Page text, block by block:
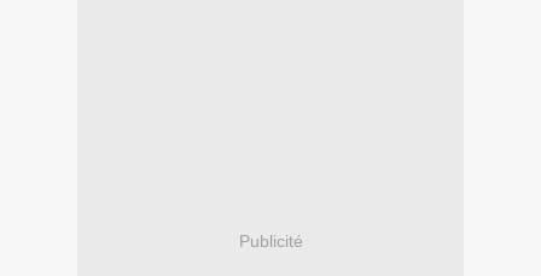
Publicité